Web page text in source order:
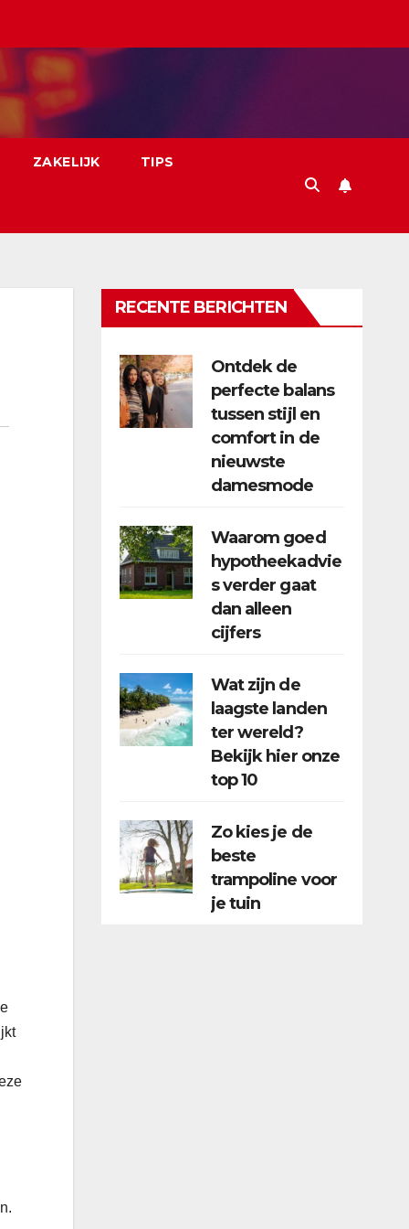
ZAKELIJK TIPS
RECENTE BERICHTEN
Ontdek de
perfecte balans
tussen stijl en
comfort in de
nieuwste
damesmode
Waarom goed
hypotheekadvie
s verder gaat
dan alleen
cijfers
Wat zijn de
laagste landen
ter wereld?
Bekijk hier onze
top 10
Zo kies je de
beste
trampoline voor
je tuin